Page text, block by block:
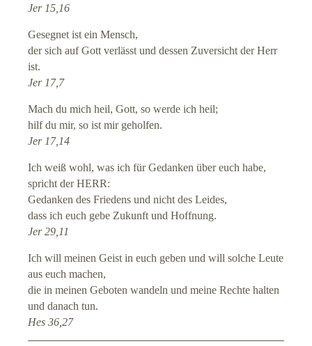
Jer 15,16
Gesegnet ist ein Mensch,
der sich auf Gott verlässt und dessen Zuversicht der Herr
ist.
Jer 17,7
Mach du mich heil, Gott, so werde ich heil;
hilf du mir, so ist mir geholfen.
Jer 17,14
Ich weiß wohl, was ich für Gedanken über euch habe,
spricht der HERR:
Gedanken des Friedens und nicht des Leides,
dass ich euch gebe Zukunft und Hoffnung.
Jer 29,11
Ich will meinen Geist in euch geben und will solche Leute
aus euch machen,
die in meinen Geboten wandeln und meine Rechte halten
und danach tun.
Hes 36,27